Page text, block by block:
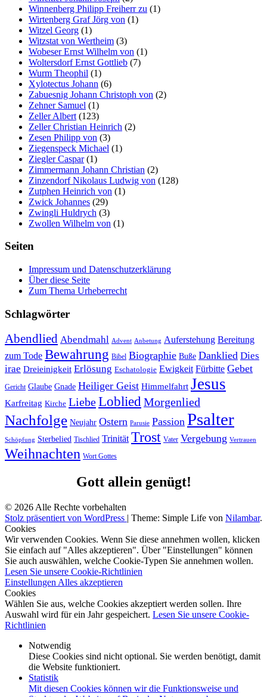
Winnenberg Philipp Freiherr zu (1)
Wirtenberg Graf Jörg von (1)
Witzel Georg (1)
Witzstat von Wertheim (3)
Wobeser Ernst Wilhelm von (1)
Woltersdorf Ernst Gottlieb (7)
Wurm Theophil (1)
Xylotectus Johann (6)
Zabuesnig Johann Christoph von (2)
Zehner Samuel (1)
Zeller Albert (123)
Zeller Christian Heinrich (2)
Zesen Philipp von (3)
Ziegenspeck Michael (1)
Ziegler Caspar(1)
Zimmermann Johann Christian (2)
Zinzendorf Nikolaus Ludwig von (128)
Zutphen Heinrich von (1)
Zwick Johannes (29)
Zwingli Huldrych (3)
Zwollen Wilhelm von (1)
Seiten
Impressum und Datenschutzerklärung
Über diese Seite
Zum Thema Urheberrecht
Schlagwörter
Abendlied Abendmahl Advent Anbetung Auferstehung Bereitung
zum Tode Bewahrung Bibel Biographie Buße Danklied Dies
irae Dreieinigkeit Erlösung Eschatologie Ewigkeit Fürbitte Gebet
Gericht Glaube Gnade Heiliger Geist Himmelfahrt Jesus
Karfreitag Kirche LiebeLobliedMorgenlied
Nachfolge Neujahr Ostern Parusie Passion Psalter
Schöpfung Sterbelied Tischlied Trinität Trost Vater Vergebung Vertrauen
Weihnachten Wort Gottes
Gott allein genügt!
© 2026 Alle Rechte vorbehalten
Stolz präsentiert von WordPress | Theme: Simple Life von Nilambar.
Cookies
Wir verwenden Cookies. Wenn Sie diese annehmen wollen, klicken
Sie einfach auf "Alles akzeptieren". Über "Einstellungen" können
Sie auch auswählen, welche Cookie-Typen Sie annehmen wollen.
Lesen Sie unsere Cookie-Richtlinien
Einstellungen Alles akzeptieren
Cookies
Wählen Sie aus, welche Cookies akzeptiert werden sollen. Ihre
Auswahl wird für ein Jahr gespeichert. Lesen Sie unsere Cookie-
Richtlinien
Notwendig
Diese Cookies sind nicht optional. Sie werden benötigt, damit
die Website funktioniert.
Statistik
Mit diesen Cookies können wir die Funktionsweise und